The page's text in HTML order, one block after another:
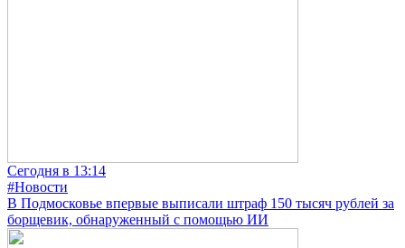
Сегодня в 13:14
#Новости
В Подмосковье впервые выписали штраф 150 тысяч рублей за
борщевик, обнаруженный с помощью ИИ